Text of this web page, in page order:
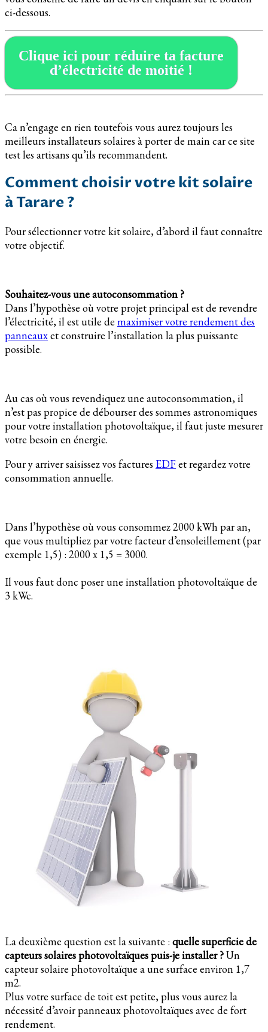
ci-dessous.
Clique ici pour réduire ta facture
d’électricité de moitié !
Ca n’engage en rien toutefois vous aurez toujours les
meilleurs installateurs solaires à porter de main car ce site
test les artisans qu’ils recommandent.
Comment choisir votre kit solaire
à Tarare ?
Pour sélectionner votre kit solaire, d’abord il faut connaître
votre objectif.
Souhaitez-vous une autoconsommation ?
Dans l’hypothèse où votre projet principal est de revendre
l’électricité, il est utile de maximiser votre rendement des
panneauxet construire l’installation la plus puissante
possible.
Au cas où vous revendiquez une autoconsommation, il
n’est pas propice de débourser des sommes astronomiques
pour votre installation photovoltaïque, il faut juste mesurer
votre besoin en énergie.
Pour y arriver saisissez vos factures EDFet regardez votre
consommation annuelle.
Dans l’hypothèse où vous consommez 2000 kWh par an,
que vous multipliez par votre facteur d’ensoleillement (par
exemple 1,5) : 2000 x 1,5 = 3000.
Il vous faut donc poser une installation photovoltaïque de
3 kWc.
La deuxième question est la suivante : quelle superficie de
capteurs solaires photovoltaïques puis-je installer ?Un
capteur solaire photovoltaïque a une surface environ 1,7
m2.
Plus votre surface de toit est petite, plus vous aurez la
nécessité d’avoir panneaux photovoltaïques avec de fort
rendement.